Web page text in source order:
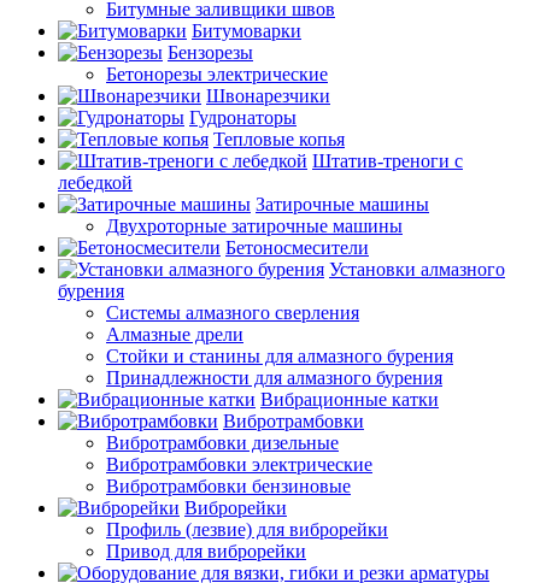
Битумные заливщики швов
Битумоварки
Бензорезы
Бетонорезы электрические
Швонарезчики
Гудронаторы
Тепловые копья
Штатив-треноги с
лебедкой
Затирочные машины
Двухроторные затирочные машины
Бетоносмесители
Установки алмазного
бурения
Системы алмазного сверления
Алмазные дрели
Стойки и станины для алмазного бурения
Принадлежности для алмазного бурения
Вибрационные катки
Вибротрамбовки
Вибротрамбовки дизельные
Вибротрамбовки электрические
Вибротрамбовки бензиновые
Виброрейки
Профиль (лезвие) для виброрейки
Привод для виброрейки